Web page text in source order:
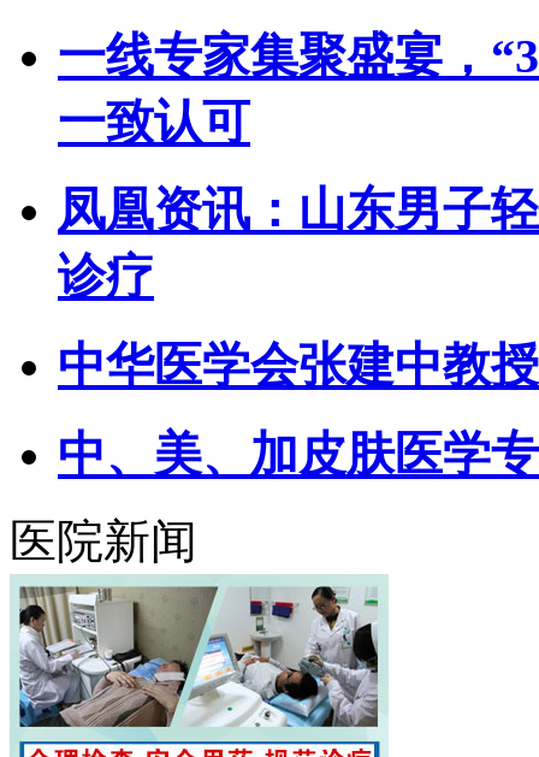
一线专家集聚盛宴，
一致认可
凤凰资讯：山东男子
诊疗
中华医学会张建中教
中、美、加皮肤医学
医院新闻